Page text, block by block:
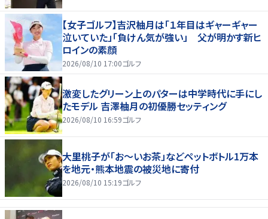
【女子ゴルフ】吉沢柚月は「１年目はギャーギャー
泣いていた」「負けん気が強い」 父が明かす新ヒ
ロインの素顔
2026/08/10 17:00ゴルフ
激変したグリーン上のパターは中学時代に手にし
たモデル 吉澤柚月の初優勝セッティング
2026/08/10 16:59ゴルフ
大里桃子が「お～いお茶」などペットボトル1万本
を地元・熊本地震の被災地に寄付
2026/08/10 15:19ゴルフ